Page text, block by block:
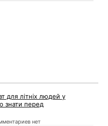
для літніх людей у
знати перед
нет